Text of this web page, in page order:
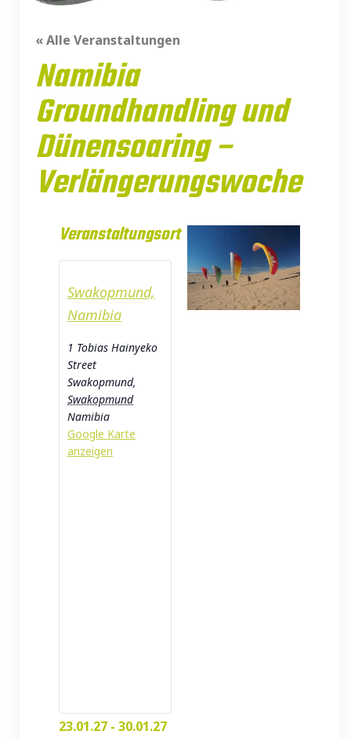
« Alle Veranstaltungen
Namibia
Groundhandling und
Dünensoaring –
Verlängerungswoche
Veranstaltungsort
Swakopmund,
Namibia
1 Tobias Hainyeko
Street
Swakopmund,
Swakopmund
Namibia
Google Karte
anzeigen
23.01.27 - 30.01.27